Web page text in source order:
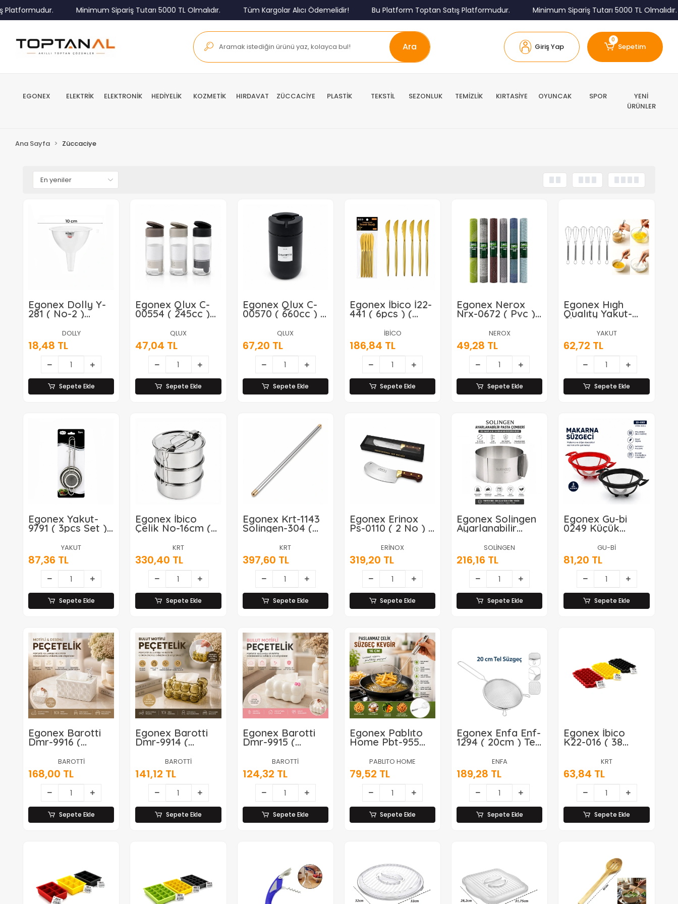
Minimum Sipariş Tutarı 5000 TL Olmalıdır. Tüm Kargolar Alıcı Ödemelidir! Bu Platform Toptan Satış Platformudur. Minimum Sipariş Tutarı 5000 TL Olmalıdır.
Ara Giriş Yap
0
Sepetim
EGONEX ELEKTRİK ELEKTRONİK HEDİYELİK KOZMETİK HIRDAVAT ZÜCCACİYE PLASTİK TEKSTİL SEZONLUK TEMİZLİK KIRTASİYE OYUNCAK SPOR
YENİ
ÜRÜNLER
Ana Sayfa Züccaciye
Egonex Dolly Y-
281 ( No-2 )
DOLLY
18,48 TL
Sepete Ekle
Egonex Qlux C-
00554 ( 245cc )
Baharatlık*12=k
QLUX
47,04 TL
Sepete Ekle
Egonex Qlux C-
00570 ( 660cc ) (
Siyah Plastik
Kapak ) Küllük (
No-08 Cıgarette
& Kül Tablası
)*12=k
QLUX
67,20 TL
Sepete Ekle
Egonex İbico İ22-
441 ( 6pcs ) (
Bıçak Seti ( 21cm
)*10x10
İBİCO
186,84 TL
Sepete Ekle
Egonex Nerox
Nrx-0672 ( Pvc ) (
Servis Altı &
Supla Altlık*30x8
NEROX
49,28 TL
Sepete Ekle
Egonex Hıgh
Qualıty Yakut-
Mini=13cm ) (
Metal )
Çırpıcı*200
YAKUT
62,72 TL
Sepete Ekle
Egonex Yakut-
9791 ( 3pcs Set ) (
Mini= 5-7-8cm )
Tel Süzgeç (
Metal Çerçece ) (
Metal Sap=8.5-
10.5-10.5cm )*144
YAKUT
87,36 TL
Sepete Ekle
Egonex İbico
Çelik No-16cm (
3lü ) ( Metal )
Sefer Tası (
Taşıma
Kulp=bağlama
Kancalı )*50
KRT
330,40 TL
Sepete Ekle
Egonex Krt-1143
Solingen-304 (
80cm ) ( Çelik )
Lux Metal
Oklava*6x1
KRT
397,60 TL
Sepete Ekle
Egonex Erinox
Ps-0110 ( 2 No ) (
Sarı ) ( Soğan &
Kokoreç ) ( Zırh )
Satır Bıçak (
Dövme
Paslanmaz Çelik
)*100
ERİNOX
319,20 TL
Sepete Ekle
Egonex Solingen
Ayarlanabilir
Metal Kek Kalıp (
16-34cm )*24
SOLİNGEN
216,16 TL
Sepete Ekle
Egonex Gu-bi
0249 Küçük
Makarna Süzgeci
Plastik*32
GU-Bİ
81,20 TL
Sepete Ekle
Egonex Barotti
Dmr-9916 (
18.4x12.5x9cm ) (
Beyaz ) ( Yaylı ) (
Masaüstü )
Dekoratif
Dikdörtgen
Peçetelik*60
BAROTTİ
168,00 TL
Sepete Ekle
Egonex Barotti
Dmr-9914 (
19x13x9cm ) (
Kahverengi
Şeffaf ) ( Yaylı ) (
Masaüstü ) (
Bubble )
Dekoratif Bulut
Peçetelik*60
BAROTTİ
141,12 TL
Sepete Ekle
Egonex Barotti
Dmr-9915 (
19x12.5x8.5cm ) (
Beyaz ) ( Yaylı ) (
Masaüstü ) (
Bubble )
Dekoratif Bulut
Peçetelik*70
BAROTTİ
124,32 TL
Sepete Ekle
Egonex Pablıto
Home Pbt-955
Kevgir*10x30
PABLITO HOME
79,52 TL
Sepete Ekle
Egonex Enfa Enf-
1294 ( 20cm ) Tel
Süzgeç Metal
Saplı Kulaklı*200
ENFA
189,28 TL
Sepete Ekle
Egonex İbico
K22-016 ( 38
Bölmeli ) Mini &
Petek Plastik &
Silikon Buzluk
Renkli*24=k
KRT
63,84 TL
Sepete Ekle